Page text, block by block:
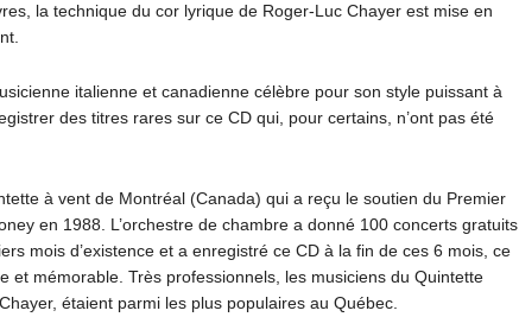
la technique du cor lyrique de Roger-Luc Chayer est mise en
italienne et canadienne célèbre pour son style puissant à
des titres rares sur ce CD qui, pour certains, n’ont pas été
à vent de Montréal (Canada) qui a reçu le soutien du Premier
en 1988. L’orchestre de chambre a donné 100 concerts gratuits
mois d’existence et a enregistré ce CD à la fin de ces 6 mois, ce
et mémorable. Très professionnels, les musiciens du Quintette
étaient parmi les plus populaires au Québec.